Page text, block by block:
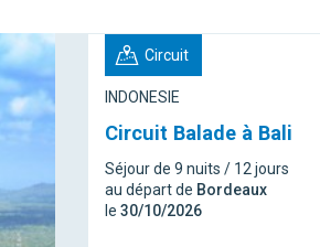
Circuit
INDONESIE
Circuit Balade à Bali
Séjour de 9 nuits / 12 jours
au départ de Bordeaux
le30/10/2026